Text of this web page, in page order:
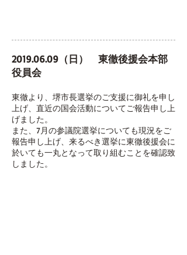
2019.06.09 （日） 東徹後援会本部
役員会
東徹より、堺市長選挙のご支援に御礼を申し
上げ、直近の国会活動についてご報告申し上
げました。
​また、7月の参議院選挙についても現況をご
報告申し上げ、来るべき選挙に東徹後援会に
於いても一丸となって取り組むことを確認致
しました。